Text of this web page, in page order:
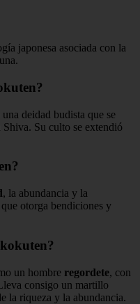
japonesa asociada con la
deidad budista que se
Su culto se extendió
, la abundancia y la
que otorga bendiciones y
un hombre regordete, con
consigo un martillo
la riqueza y la abundancia.